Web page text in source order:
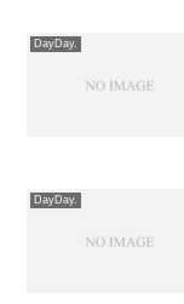
DayDay.
DayDay.